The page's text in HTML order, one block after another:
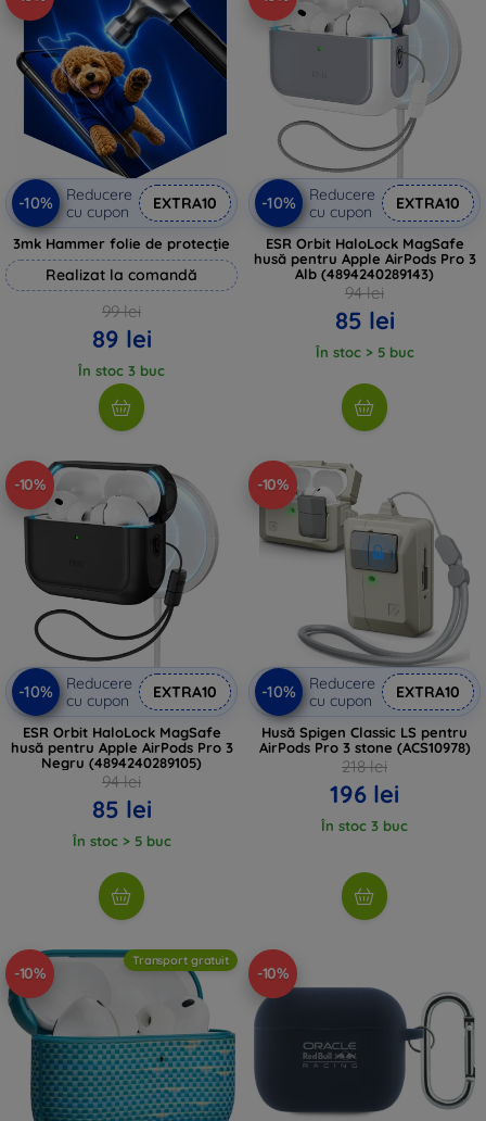
-10%
Reducere
cu cupon
EXTRA10
3mk Hammer folie de protecție
Realizat la comandă
99 lei
89 lei
În stoc 3 buc
-10%
Reducere
cu cupon
EXTRA10
ESR Orbit HaloLock MagSafe
husă pentru Apple AirPods Pro 3
Alb (4894240289143)
94 lei
85 lei
În stoc > 5 buc
-10%
-10%
Reducere
cu cupon
EXTRA10
ESR Orbit HaloLock MagSafe
husă pentru Apple AirPods Pro 3
Negru (4894240289105)
94 lei
85 lei
În stoc > 5 buc
-10%
-10%
Reducere
cu cupon
EXTRA10
Husă Spigen Classic LS pentru
AirPods Pro 3 stone (ACS10978)
218 lei
196 lei
În stoc 3 buc
-10%
Transport gratuit
-10%